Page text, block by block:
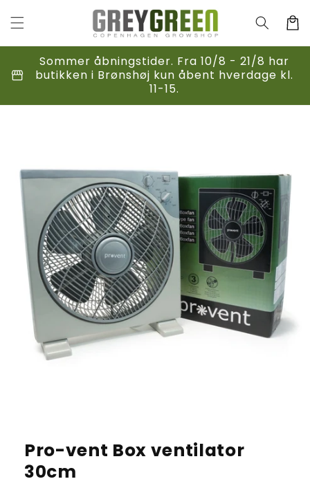
indhold
storefront
Sommer åbningstider. Fra 10/8 - 21/8 har
butikken i Brønshøj kun åbent hverdage kl.
11-15.
Pro-vent Box ventilator
30cm